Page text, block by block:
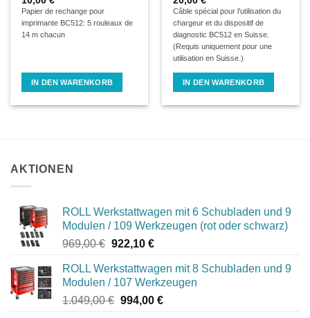
Papier de rechange pour
imprimante BC512: 5 rouleaux de
14 m chacun
IN DEN WARENKORB
Câble spécial pour l'utilisation du
chargeur et du dispositif de
diagnostic BC512 en Suisse.
(Requis uniquement pour une
utilisation en Suisse.)
IN DEN WARENKORB
AKTIONEN
ROLL Werkstattwagen mit 6 Schubladen und 9
Modulen / 109 Werkzeugen (rot oder schwarz)
969,00€ Ursprünglicher
war:
969,00 €
922,10 €Aktueller
ist:
922,10 €.
ROLL Werkstattwagen mit 8 Schubladen und 9
Modulen / 107 Werkzeugen
1.049,00€ Ursprünglicher
994,00 €Aktueller